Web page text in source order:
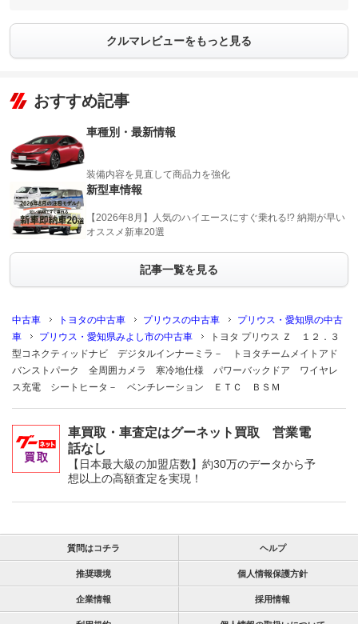
クルマレビューをもっと見る
おすすめ記事
車種別・最新情報
装備内容を見直して商品力を強化
新型車情報
【2026年8月】人気のハイエースにすぐ乗れる!? 納期が早い
オススメ新車20選
記事一覧を見る
中古車 トヨタの中古車 プリウスの中古車
プリウス・愛知県の中古
車
プリウス・愛知県みよし市の中古車
トヨタ プリウス Ｚ １２．３
型コネクティッドナビ デジタルインナーミラ－ トヨタチームメイトアド
バンストパーク 全周囲カメラ 寒冷地仕様 パワーバックドア ワイヤレ
ス充電 シートヒータ－ ベンチレーション ＥＴＣ ＢＳＭ
車買取・車査定はグーネット買取 営業電
話なし
【日本最大級の加盟店数】約30万のデータから予
想以上の高額査定を実現！
質問はコチラ ヘルプ
推奨環境 個人情報保護方針
企業情報 採用情報